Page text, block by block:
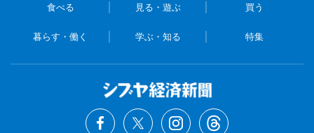
食べる 見る・遊ぶ 買う
暮らす・働く 学ぶ・知る 特集